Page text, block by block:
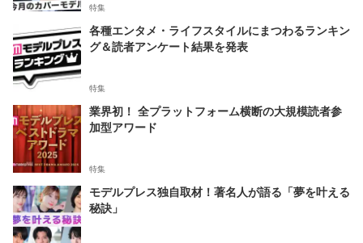
特集
各種エンタメ・ライフスタイルにまつわるランキン
グ＆読者アンケート結果を発表
特集
業界初！ 全プラットフォーム横断の大規模読者参
加型アワード
特集
モデルプレス独自取材！著名人が語る「夢を叶える
秘訣」